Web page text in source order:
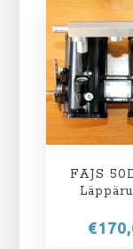
FAJS
€